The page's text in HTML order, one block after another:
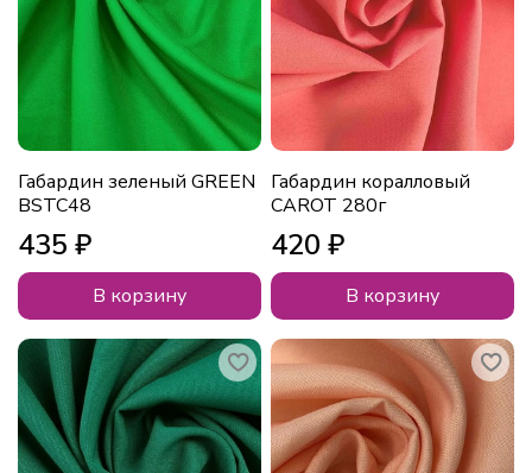
Габардин зеленый GREEN
BSTC48
435 ₽
В корзину
Габардин коралловый
CAROT 280г
420 ₽
В корзину